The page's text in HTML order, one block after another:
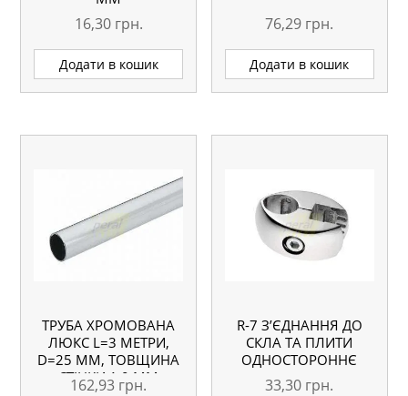
16,30 грн.
Додати в кошик
76,29 грн.
Додати в кошик
ТРУБА ХРОМОВАНА
ЛЮКС L=3 МЕТРИ,
D=25 ММ, ТОВЩИНА
СТІНКИ 1,0 ММ
162,93 грн.
R-7 З’ЄДНАННЯ ДО
СКЛА ТА ПЛИТИ
ОДНОСТОРОННЄ
33,30 грн.